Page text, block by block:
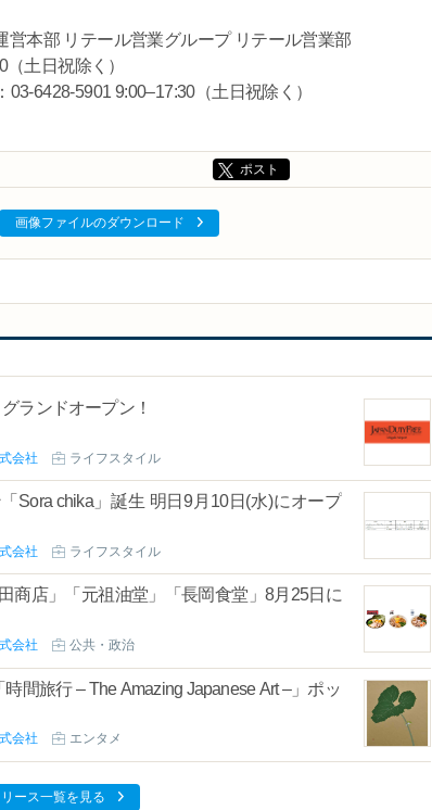
本部 リテール営業グループ リテール営業部
土日祝除く）
6428-5901 9:00–17:30（土日祝除く）
ポスト
画像ファイルのダウンロード
ランドオープン！
会社 ライフスタイル
Sora chika」誕生 明日9月10日(水)にオープ
会社 ライフスタイル
商店」「元祖油堂」「長岡食堂」8月25日に
会社 公共・政治
間旅行 – The Amazing Japanese Art –」ポッ
会社 エンタメ
ース一覧を見る